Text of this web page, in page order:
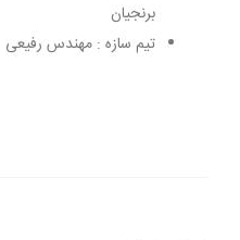
برنجیان
تیم سازه : مهندس رفیعی